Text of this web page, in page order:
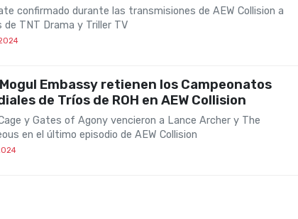
confirmado durante las transmisiones de AEW Collision a
de TNT Drama y Triller TV
Embassy retienen los Campeonatos
de Tríos de ROH en AEW Collision
y Gates of Agony vencieron a Lance Archer y The
en el último episodio de AEW Collision